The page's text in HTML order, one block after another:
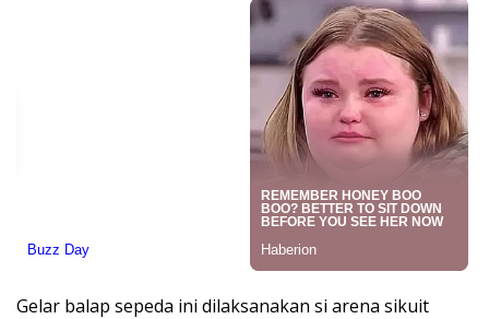
Gelar balap sepeda ini dilaksanakan si arena sikuit